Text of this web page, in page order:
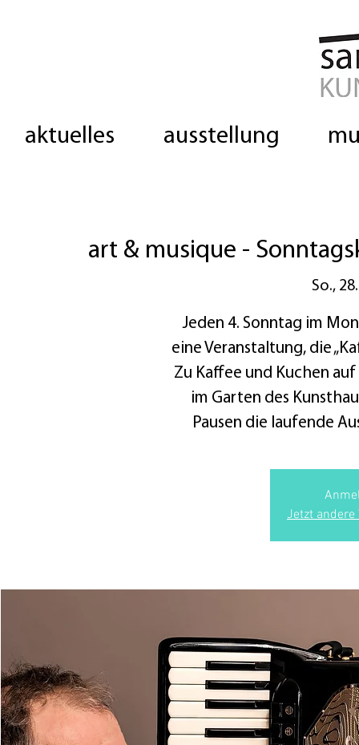
aktuelles ausstellung
art & musique -
So.,
Jeden 4. Sonntag im
eine Veranstaltung, die
Zu Kaffee und Kuchen
im Garten des
Pausen die laufende
Jetzt andere